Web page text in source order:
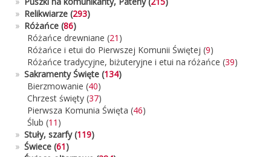
» Relikwiarze (293)
» Różańce (86)
Różańce drewniane (21 )
Różańce i etui do Pierwszej Komunii Świętej (9)
Różańce tradycyjne, biżuteryjne i etui na różańce (39)
» Sakramenty Święte (134)
Bierzmowanie (40)
Chrzest święty (37)
Pierwsza Komunia Święta (46)
Ślub (11 )
» Stuły, szarfy(119)
» Świece (61)